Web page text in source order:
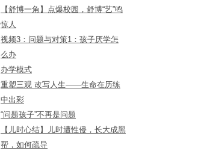
【舒博一角】点爆校园，舒博“艺”鸣
惊人
视频3：问题与对策1：孩子厌学怎
么办
办学模式
重塑三观 改写人生——生命在历练
中出彩
“问题孩子”不再是问题
【儿时心结】儿时遭性侵，长大成黑
帮，如何疏导